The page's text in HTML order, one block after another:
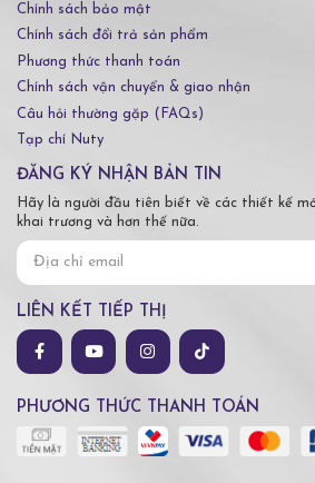
Chính sách bảo mật
Chính sách đổi trả sản phẩm
Phương thức thanh toán
Chính sách vận chuyển & giao nhận
Câu hỏi thường gặp (FAQs)
Tạp chí Nuty
ĐĂNG KÝ NHẬN BẢN TIN
Hãy là người đầu tiên biết về các thiết kế
khai trương và hơn thế nữa.
LIÊN KẾT TIẾP THỊ
PHƯƠNG THỨC THANH TOÁN